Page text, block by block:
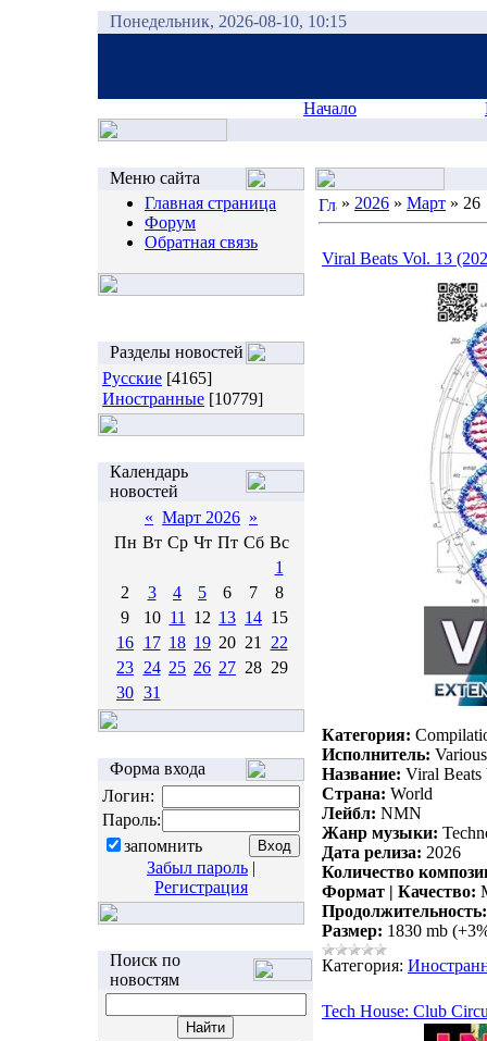
Понедельник, 2026-08-10, 10:15
Начало
Меню сайта
Главная страница
Форум
Обратная связь
Разделы новостей
Русские [4165]
Иностранные [10779]
Календарь
новостей
« Март 2026 »
Пн Вт Ср Чт Пт Сб Вс
1
2
3 4 5 6 7
8
9
10 11 12 13 14 15
16 17 18 19 20 21
22
23 24 25 26 27 28 29
30 31
Форма входа
Логин:
Пароль:
запомнить
Забыл пароль |
Регистрация
Поиск по
новостям
» 2026 » Март » 26
Viral Beats Vol. 13
Категория:
Исполнитель:
Название: Viral Beats
Страна: World
Лейбл: NMN
Жанр музыки:
Дата релиза: 2026
Количество
Формат | Качество:
Продолжительность:
Размер: 1830 mb
Категория:
Tech House: Club